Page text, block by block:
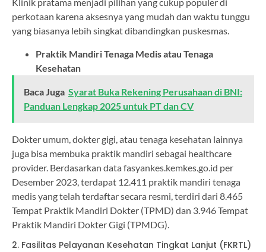
perkotaan karena aksesnya yang mudah dan waktu tunggu
yang biasanya lebih singkat dibandingkan puskesmas.
Praktik Mandiri Tenaga Medis atau Tenaga
Kesehatan
Baca Juga Syarat Buka Rekening Perusahaan di BNI:
Panduan Lengkap 2025 untuk PT dan CV
Dokter umum, dokter gigi, atau tenaga kesehatan lainnya
juga bisa membuka praktik mandiri sebagai healthcare
provider. Berdasarkan data fasyankes.kemkes.go.id per
Desember 2023, terdapat 12.411 praktik mandiri tenaga
medis yang telah terdaftar secara resmi, terdiri dari 8.465
Tempat Praktik Mandiri Dokter (TPMD) dan 3.946 Tempat
Praktik Mandiri Dokter Gigi (TPMDG).
2. Fasilitas Pelayanan Kesehatan Tingkat Lanjut (FKRTL)